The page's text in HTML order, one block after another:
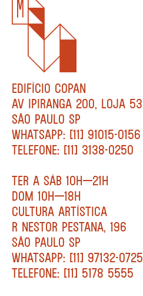
EDIFÍCIO COPAN
AV IPIRANGA 200, LOJA 53
SÃO PAULO SP
WHATSAPP: [11] 91015-0156
TELEFONE: [11] 3138-0250
TER A SÁB 10H—21H
DOM 10H—18H
CULTURA ARTÍSTICA
R NESTOR PESTANA, 196
SÃO PAULO SP
WHATSAPP: [11] 97132-0725
TELEFONE: [11] 5178 5555